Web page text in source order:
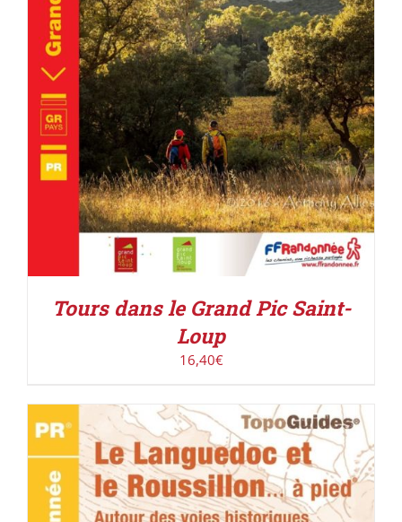
ACHETER LE PRODUIT / DÉTAILS
Tours dans le Grand Pic Saint-
Loup
16,40€